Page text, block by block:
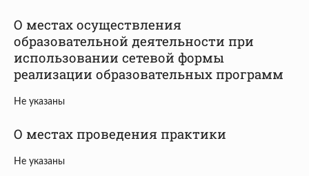
О местах осуществления
образовательной деятельности при
использовании сетевой формы
реализации образовательных программ
Не указаны
О местах проведения практики
Не указаны